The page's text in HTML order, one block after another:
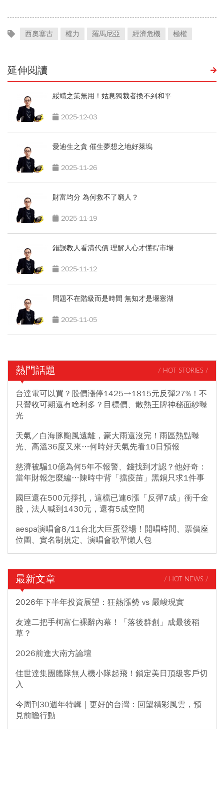
西奧塞古 權力 羅馬尼亞 經濟危機 極權
延伸閱讀
綏靖之策無用！姑息獨裁者換不到和平
2025-12-03
愛迪生之貪 催生夢想之地好萊塢
2025-11-26
財富均分 為何救不了窮人？
2025-11-19
錯誤教人看清代價 理解人心才懂得市場
2025-11-12
問題不在階級而是時間 無知才是堰塞湖
2025-11-05
熱門話題 / HOT STORIES /
台達電可以買？股價漲停1425→1815元反彈27%！不
只營收可期還有啥利多？目標價、散熱王牌神秘面紗曝
光
天氣／白海豚颱風遠離，豪大雨還沒完！雨區熱點曝
光、高溫36度又來…何時好天氣先看10日預報
慈濟被騙10億為何5年不報警、錢找到才認？他好奇：
當年財報怎麼編…陳時中背「擋疫苗」黑鍋只求1件事
國巨還在500元掙扎，這檔已連6漲「反彈7成」衝千金
股，法人喊到1430元，還有5成空間
aespa演唱會8/11台北大巨蛋登場！開唱時間、票價座
位圖、實名制規定、演唱會歌單懶人包
最新文章 / HOT NEWS /
2026年下半年投資展望：狂熱漲勢 vs 嚴峻現實
友達二把手柯富仁裸辭內幕！「落後群創」成最後稻
草？
2026前進大南方論壇
佳世達集團艦隊無人機小隊起飛！鎖定美日頂級客戶切
入
今周刊30週年特輯｜更好的台灣：回望精彩風雲，預
見前瞻行動